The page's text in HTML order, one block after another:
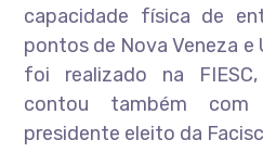
capacidade física de
pontos de Nova Veneza e
foi realizado na
contou também
presidente eleito da